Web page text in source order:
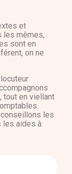
et
les mêmes,
sont en
on ne
tout en viellant
les
les aides à